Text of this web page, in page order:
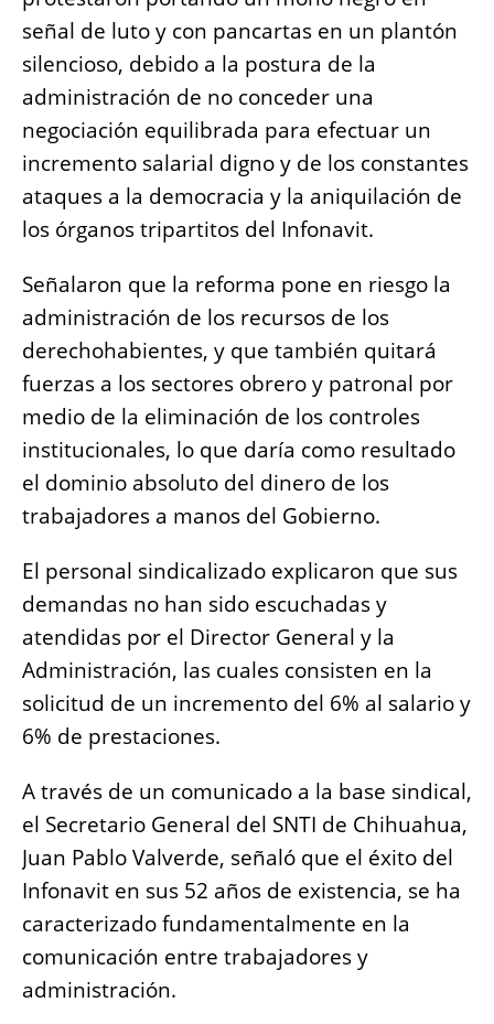
señal de luto y con pancartas en un plantón
silencioso, debido a la postura de la
administración de no conceder una
negociación equilibrada para efectuar un
incremento salarial digno y de los constantes
ataques a la democracia y la aniquilación de
los órganos tripartitos del Infonavit.
Señalaron que la reforma pone en riesgo la
administración de los recursos de los
derechohabientes, y que también quitará
fuerzas a los sectores obrero y patronal por
medio de la eliminación de los controles
institucionales, lo que daría como resultado
el dominio absoluto del dinero de los
trabajadores a manos del Gobierno.
El personal sindicalizado explicaron que sus
demandas no han sido escuchadas y
atendidas por el Director General y la
Administración, las cuales consisten en la
solicitud de un incremento del 6% al salario y
6% de prestaciones.
A través de un comunicado a la base sindical,
el Secretario General del SNTI de Chihuahua,
Juan Pablo Valverde, señaló que el éxito del
Infonavit en sus 52 años de existencia, se ha
caracterizado fundamentalmente en la
comunicación entre trabajadores y
administración.